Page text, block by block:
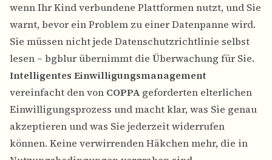
wenn Ihr Kind verbundene Plattformen nutzt, und Sie
warnt, bevor ein Problem zu einer Datenpanne wird.
Sie müssen nicht jede Datenschutzrichtlinie selbst
lesen – bgblur übernimmt die Überwachung für Sie.
Intelligentes Einwilligungsmanagement
vereinfacht den von COPPAgeforderten elterlichen
Einwilligungsprozess und macht klar, was Sie genau
akzeptieren und was Sie jederzeit widerrufen
können. Keine verwirrenden Häkchen mehr, die in